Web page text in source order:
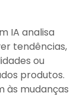
IA analisa
tendências,
ou
produtos.
às mudanças